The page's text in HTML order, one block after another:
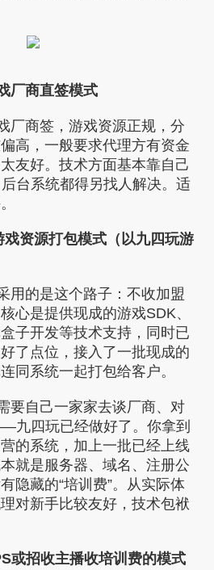
厂商直签模式
厂商签，游戏资源正规，分
高，一般要求代理方有资金
友好。技术方面基本靠自己
台系统都得另找人解决。适
资源打包模式（以九四玩游
用的是这个路子：不收加盟
心是提供现成的游戏SDK、
子开发等技术支持，同时已
了点位，接入了一批现成的
同系统一起打包给客户。
要自己一家家去谈厂商、对
九四玩已经做好了。你拿到
的系统，加上一批已经上线
就是服务器、域名、注册公
隐藏的“培训费”。从实际体
对新手比较友好，技术包袱
或招收主播收培训费的模式